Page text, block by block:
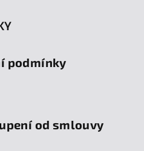
podmínky
od smlouvy